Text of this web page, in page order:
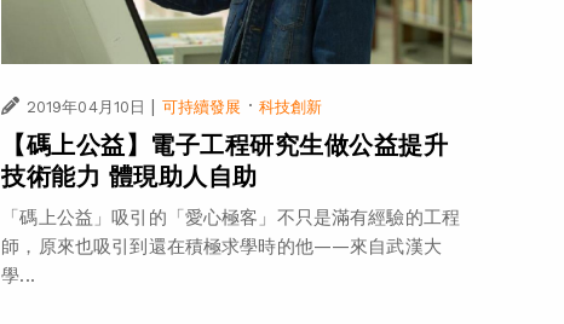
2019年04月10日 | 可持續發展 · 科技創新
【碼上公益】電子工程研究生做公益提升
技術能力 體現助人自助
「碼上公益」吸引的「愛心極客」不只是滿有經驗的工程
師，原來也吸引到還在積極求學時的他——來自武漢大
學...